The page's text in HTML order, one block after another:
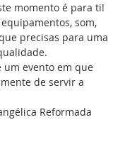
momento é para ti!
som,
precisas para uma
um evento em que
de servir a
Reformada